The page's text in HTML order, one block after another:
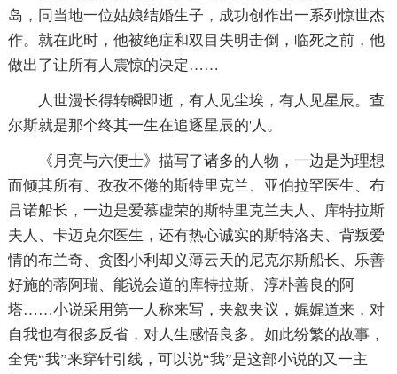
岛，同当地一位姑娘结婚生子，成功创作出一系列惊世杰
作。就在此时，他被绝症和双目失明击倒，临死之前，他
做出了让所有人震惊的决定……
人世漫长得转瞬即逝，有人见尘埃，有人见星辰。查
尔斯就是那个终其一生在追逐星辰的'人。
《月亮与六便士》描写了诸多的人物，一边是为理想
而倾其所有、孜孜不倦的斯特里克兰、亚伯拉罕医生、布
吕诺船长，一边是爱慕虚荣的斯特里克兰夫人、库特拉斯
夫人、卡迈克尔医生，还有热心诚实的斯特洛夫、背叛爱
情的布兰奇、贪图小利却义薄云天的尼克尔斯船长、乐善
好施的蒂阿瑞、能说会道的库特拉斯、淳朴善良的阿
塔……小说采用第一人称来写，夹叙夹议，娓娓道来，对
自我也有很多反省，对人生感悟良多。如此纷繁的故事，
全凭“我”来穿针引线，可以说“我”是这部小说的又一主